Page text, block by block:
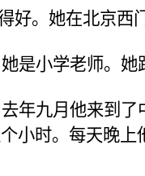
好。她在北京西
她是小学老师。她
去年九月他来到了
小时。每天晚上